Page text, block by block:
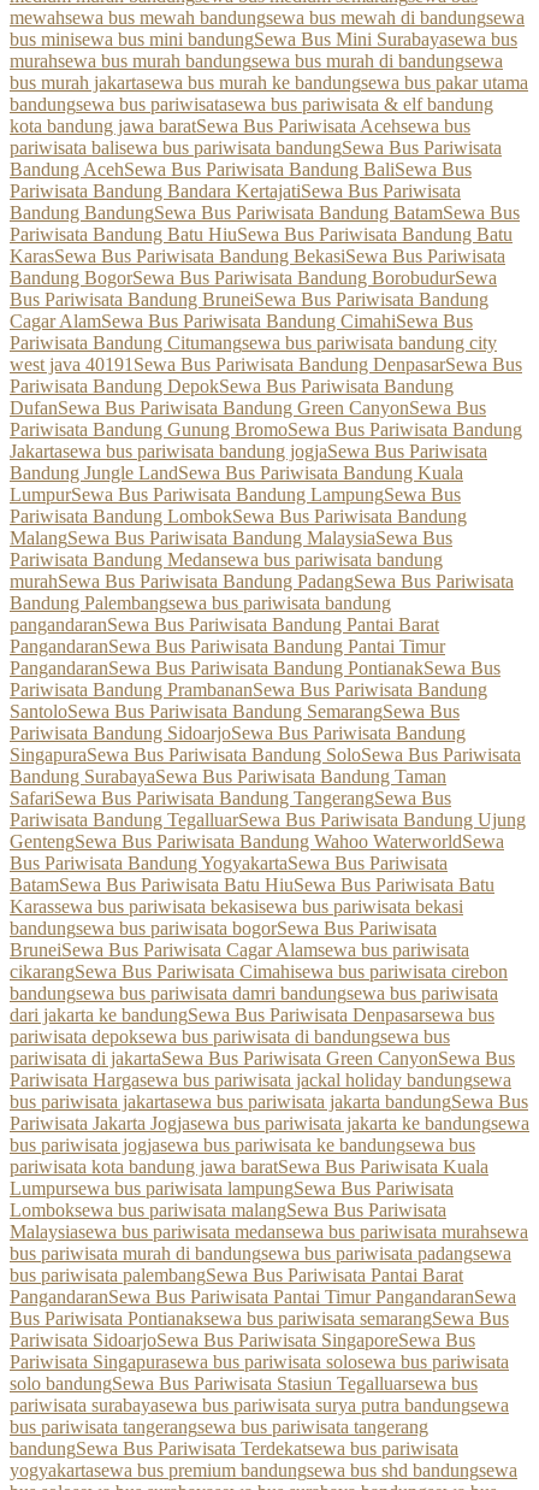
mewahsewa bus mewah bandungsewa bus mewah di bandungsewa
bus minisewa bus mini bandungSewa Bus Mini Surabayasewa bus
murahsewa bus murah bandungsewa bus murah di bandungsewa
bus murah jakartasewa bus murah ke bandungsewa bus pakar utama
bandungsewa bus pariwisatasewa bus pariwisata & elf bandung
kota bandung jawa baratSewa Bus Pariwisata Acehsewa bus
pariwisata balisewa bus pariwisata bandungSewa Bus Pariwisata
Bandung AcehSewa Bus Pariwisata Bandung BaliSewa Bus
Pariwisata Bandung Bandara KertajatiSewa Bus Pariwisata
Bandung BandungSewa Bus Pariwisata Bandung BatamSewa Bus
Pariwisata Bandung Batu HiuSewa Bus Pariwisata Bandung Batu
KarasSewa Bus Pariwisata Bandung BekasiSewa Bus Pariwisata
Bandung BogorSewa Bus Pariwisata Bandung BorobudurSewa
Bus Pariwisata Bandung BruneiSewa Bus Pariwisata Bandung
Cagar AlamSewa Bus Pariwisata Bandung CimahiSewa Bus
Pariwisata Bandung Citumangsewa bus pariwisata bandung city
west java 40191Sewa Bus Pariwisata Bandung DenpasarSewa Bus
Pariwisata Bandung DepokSewa Bus Pariwisata Bandung
DufanSewa Bus Pariwisata Bandung Green CanyonSewa Bus
Pariwisata Bandung Gunung BromoSewa Bus Pariwisata Bandung
Jakartasewa bus pariwisata bandung jogjaSewa Bus Pariwisata
Bandung Jungle LandSewa Bus Pariwisata Bandung Kuala
LumpurSewa Bus Pariwisata Bandung LampungSewa Bus
Pariwisata Bandung LombokSewa Bus Pariwisata Bandung
MalangSewa Bus Pariwisata Bandung MalaysiaSewa Bus
Pariwisata Bandung Medansewa bus pariwisata bandung
murahSewa Bus Pariwisata Bandung PadangSewa Bus Pariwisata
Bandung Palembangsewa bus pariwisata bandung
pangandaranSewa Bus Pariwisata Bandung Pantai Barat
PangandaranSewa Bus Pariwisata Bandung Pantai Timur
PangandaranSewa Bus Pariwisata Bandung PontianakSewa Bus
Pariwisata Bandung PrambananSewa Bus Pariwisata Bandung
SantoloSewa Bus Pariwisata Bandung SemarangSewa Bus
Pariwisata Bandung SidoarjoSewa Bus Pariwisata Bandung
SingapuraSewa Bus Pariwisata Bandung SoloSewa Bus Pariwisata
Bandung SurabayaSewa Bus Pariwisata Bandung Taman
SafariSewa Bus Pariwisata Bandung TangerangSewa Bus
Pariwisata Bandung TegalluarSewa Bus Pariwisata Bandung Ujung
GentengSewa Bus Pariwisata Bandung Wahoo WaterworldSewa
Bus Pariwisata Bandung YogyakartaSewa Bus Pariwisata
BatamSewa Bus Pariwisata Batu HiuSewa Bus Pariwisata Batu
Karassewa bus pariwisata bekasisewa bus pariwisata bekasi
bandungsewa bus pariwisata bogorSewa Bus Pariwisata
BruneiSewa Bus Pariwisata Cagar Alamsewa bus pariwisata
cikarangSewa Bus Pariwisata Cimahisewa bus pariwisata cirebon
bandungsewa bus pariwisata damri bandungsewa bus pariwisata
dari jakarta ke bandungSewa Bus Pariwisata Denpasarsewa bus
pariwisata depoksewa bus pariwisata di bandungsewa bus
pariwisata di jakartaSewa Bus Pariwisata Green CanyonSewa Bus
Pariwisata Hargasewa bus pariwisata jackal holiday bandungsewa
bus pariwisata jakartasewa bus pariwisata jakarta bandungSewa Bus
Pariwisata Jakarta Jogjasewa bus pariwisata jakarta ke bandungsewa
bus pariwisata jogjasewa bus pariwisata ke bandungsewa bus
pariwisata kota bandung jawa baratSewa Bus Pariwisata Kuala
Lumpursewa bus pariwisata lampungSewa Bus Pariwisata
Lomboksewa bus pariwisata malangSewa Bus Pariwisata
Malaysiasewa bus pariwisata medansewa bus pariwisata murahsewa
bus pariwisata murah di bandungsewa bus pariwisata padangsewa
bus pariwisata palembangSewa Bus Pariwisata Pantai Barat
PangandaranSewa Bus Pariwisata Pantai Timur PangandaranSewa
Bus Pariwisata Pontianaksewa bus pariwisata semarangSewa Bus
Pariwisata SidoarjoSewa Bus Pariwisata SingaporeSewa Bus
Pariwisata Singapurasewa bus pariwisata solosewa bus pariwisata
solo bandungSewa Bus Pariwisata Stasiun Tegalluarsewa bus
pariwisata surabayasewa bus pariwisata surya putra bandungsewa
bus pariwisata tangerangsewa bus pariwisata tangerang
bandungSewa Bus Pariwisata Terdekatsewa bus pariwisata
yogyakartasewa bus premium bandungsewa bus shd bandungsewa